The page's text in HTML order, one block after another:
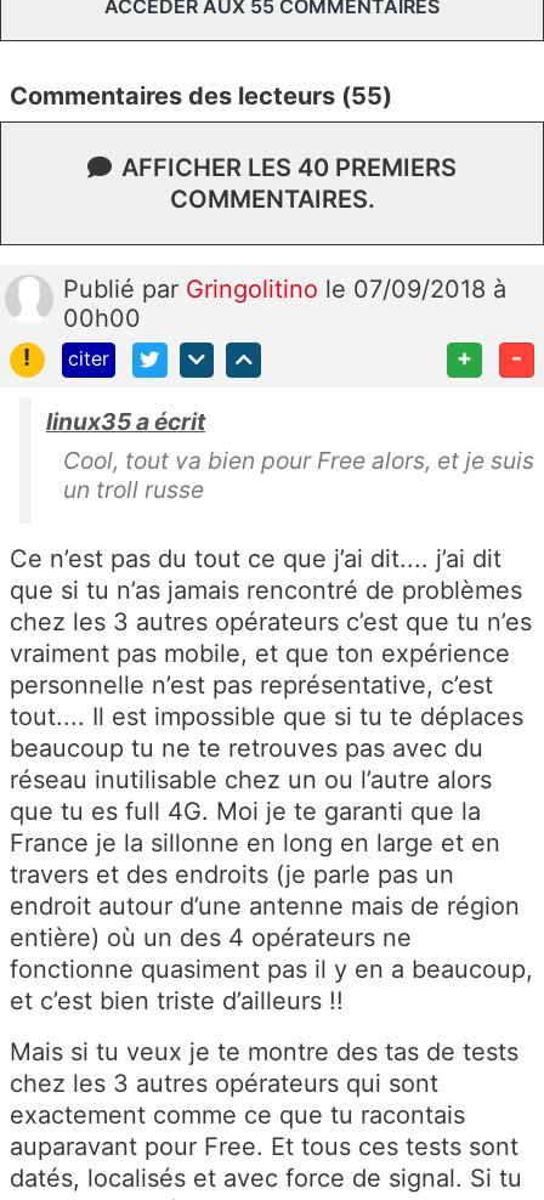
ACCÉDER AUX 55 COMMENTAIRES
Commentaires des lecteurs (55)
AFFICHER LES 40 PREMIERS
COMMENTAIRES.
Publié par Gringolitino le 07/09/2018 à
00h00
!
citer + -
linux35 a écrit
Cool, tout va bien pour Free alors, et je suis
un troll russe
Ce n’est pas du tout ce que j’ai dit.... j’ai dit
que si tu n’as jamais rencontré de problèmes
chez les 3 autres opérateurs c’est que tu n’es
vraiment pas mobile, et que ton expérience
personnelle n’est pas représentative, c’est
tout.... Il est impossible que si tu te déplaces
beaucoup tu ne te retrouves pas avec du
réseau inutilisable chez un ou l’autre alors
que tu es full 4G. Moi je te garanti que la
France je la sillonne en long en large et en
travers et des endroits (je parle pas un
endroit autour d’une antenne mais de région
entière) où un des 4 opérateurs ne
fonctionne quasiment pas il y en a beaucoup,
et c’est bien triste d’ailleurs !!
Mais si tu veux je te montre des tas de tests
chez les 3 autres opérateurs qui sont
exactement comme ce que tu racontais
auparavant pour Free. Et tous ces tests sont
datés, localisés et avec force de signal. Si tu